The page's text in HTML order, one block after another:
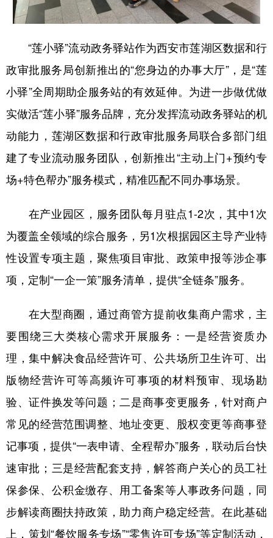
“莲小驿”流动政务驿站作为西安市莲湖区数据和行
政审批服务局创新推出的“您身边的办事大厅”，是“莲
小驿”全周期助企服务站的有效延伸。为进一步做优做
实做活“莲小驿”服务品牌，充分发挥流动政务驿站的机
动能力，莲湖区数据和行政审批服务局联合多部门组
建了专业流动服务团队，创新推出“主动上门+预约专
场+特色帮办”服务模式，精准匹配不同办事场景。
在产业园区，服务团队每月驻点1-2次，其中1次
为覆盖全领域的综合服务，另1次根据园区主导产业特
性设置专项主题，聚焦项目审批、政策申报等涉企事
项，定制“一企一策”服务清单，提供“全链条”服务。
在大型商圈，通过商管方提前收集商户需求，主
要围绕三大类核心需求开展服务：一是经营资质办
理，集中解决食品经营许可、公共场所卫生许可、出
版物经营许可等高频许可事项的材料预审、现场勘
验、证件换发等问题；二是商事变更服务，针对商户
常见的经营范围调整、地址变更、股权变更等商事登
记事项，提供“一表申请、全程帮办”服务，联动后台快
速审批；三是经营配套支持，解答商户关心的员工社
保参保、公积金缴存、用工备案等人事政务问题，同
步解读商圈扶持政策，助力商户稳定经营。在此基础
上，策划“餐饮服务专场”“零售许可专场”等定制活动，